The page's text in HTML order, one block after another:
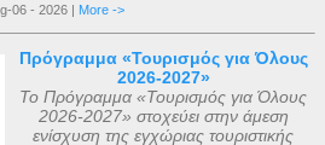
06 - 2026 | More ->
Πρόγραμμα «Τουρισμός για Όλους
2026-2027»
Το Πρόγραμμα «Τουρισμός για Όλους
2026-2027» στοχεύει στην άμεση
ενίσχυση της εγχώριας τουριστικής